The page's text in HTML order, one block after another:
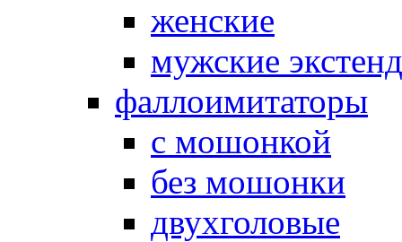
женские
мужские
фаллоимитаторы
с мошонкой
без мошонки
двухголовые